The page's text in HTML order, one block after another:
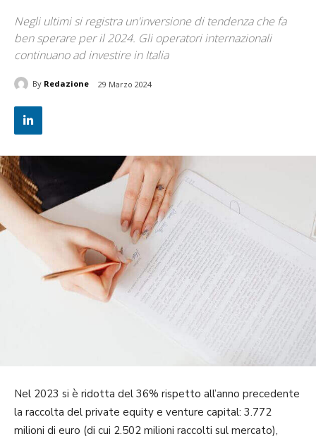
Negli ultimi si registra un'inversione di tendenza che fa
ben sperare per il 2024. Gli operatori internazionali
continuano ad investire in Italia
By Redazione 29 Marzo 2024
Nel 2023 si è ridotta del 36% rispetto all’anno precedente
la raccolta del private equity e venture capital: 3.772
milioni di euro (di cui 2.502 milioni raccolti sul mercato),